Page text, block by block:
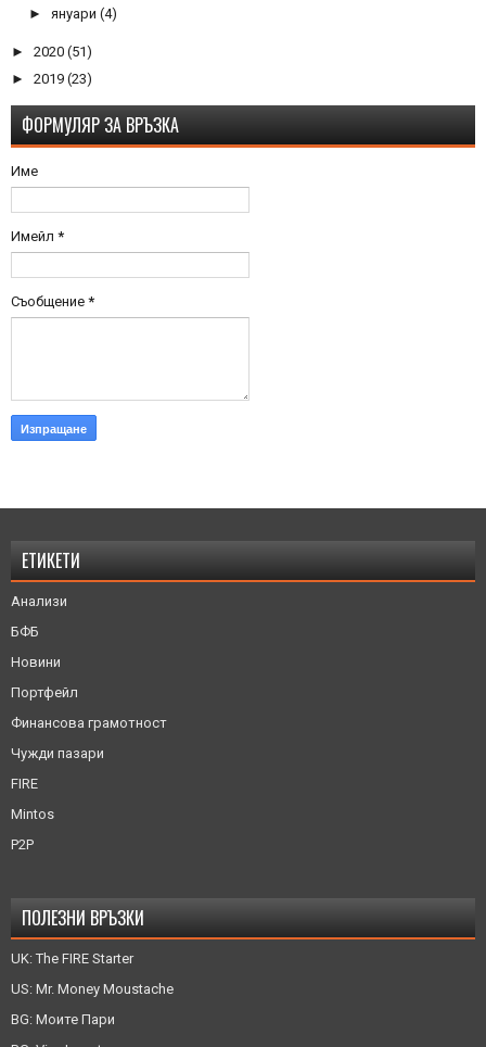
► януари (4)
► 2020 (51)
► 2019 (23)
ФОРМУЛЯР ЗА ВРЪЗКА
Име
Имейл *
Съобщение *
ЕТИКЕТИ
Анализи
БФБ
Новини
Портфейл
Финансова грамотност
Чужди пазари
FIRE
Mintos
P2P
ПОЛЕЗНИ ВРЪЗКИ
UK: The FIRE Starter
US: Mr. Money Moustache
BG: Моите Пари